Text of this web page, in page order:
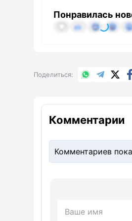
Понравилась
Поделиться WhatsApp
Комментарии
Комментариев